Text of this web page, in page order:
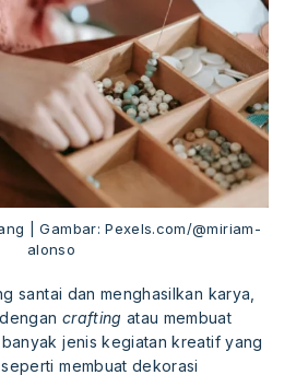
| Gambar: Pexels.com/@miriam-
alonso
santai dan menghasilkan karya,
crafting atau membuat
jenis kegiatan kreatif yang
membuat dekorasi